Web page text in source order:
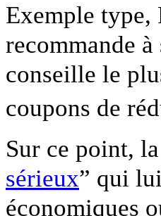
Exemple type,
recommande
conseille le
coupons de
Sur ce point,
sérieux” qui
économiques